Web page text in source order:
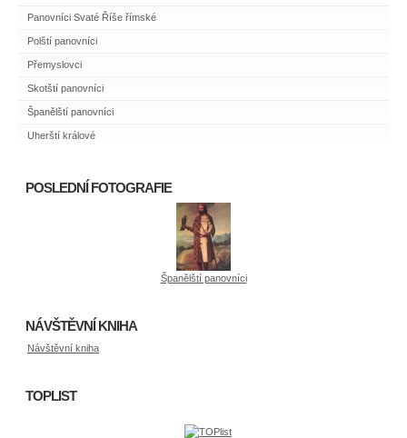
Panovníci Svaté Říše římské
Polští panovníci
Přemyslovci
Skotští panovníci
Španělští panovníci
Uherští králové
POSLEDNÍ FOTOGRAFIE
Španělští panovníci
NÁVŠTĚVNÍ KNIHA
Návštěvní kniha
TOPLIST